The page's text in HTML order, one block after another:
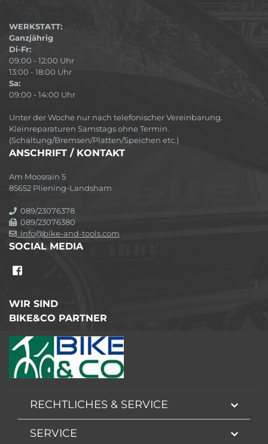
WERKSTATT:
Ganzjährig
Di-Fr:
09:00 - 12:00 Uhr
13:00 - 18:00 Uhr
Sa:
09:00 - 14:00 Uhr
Unter der Woche nur nach telefonischer Vereinbarung.
Kleinreparaturen Samstags ohne Termin.
(Schaltung/Bremsen/Platten/Speichen etc.)
ANSCHRIFT / KONTAKT
Am Moosrain 5
85652 Pliening-Landsham
089/23076378
089/23076380
info@bike-and-tools.com
SOCIAL MEDIA
WIR SIND
BIKE&CO PARTNER
RECHTLICHES & SERVICE
SERVICE